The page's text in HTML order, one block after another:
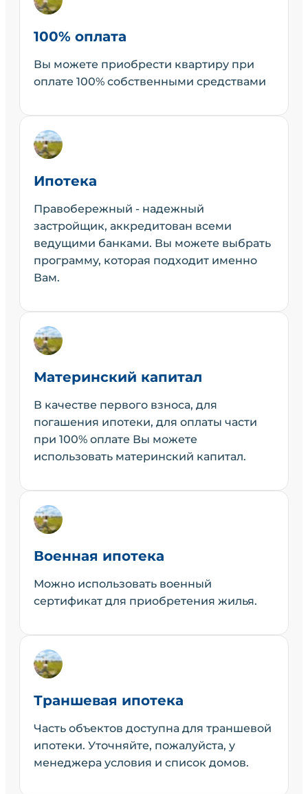
100% оплата
Вы можете приобрести квартиру при
оплате 100% собственными средствами
Ипотека
Правобережный - надежный
застройщик, аккредитован всеми
ведущими банками. Вы можете выбрать
программу, которая подходит именно
Вам.
Материнский капитал
В качестве первого взноса, для
погашения ипотеки, для оплаты части
при 100% оплате Вы можете
использовать материнский капитал.
Военная ипотека
Можно использовать военный
сертификат для приобретения жилья.
Траншевая ипотека
Часть объектов доступна для траншевой
ипотеки. Уточняйте, пожалуйста, у
менеджера условия и список домов.